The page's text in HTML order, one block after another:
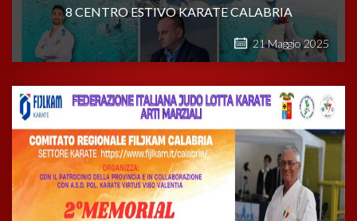
8 CENTRO ESTIVO KARATE CALABRIA
21Maggio 2025